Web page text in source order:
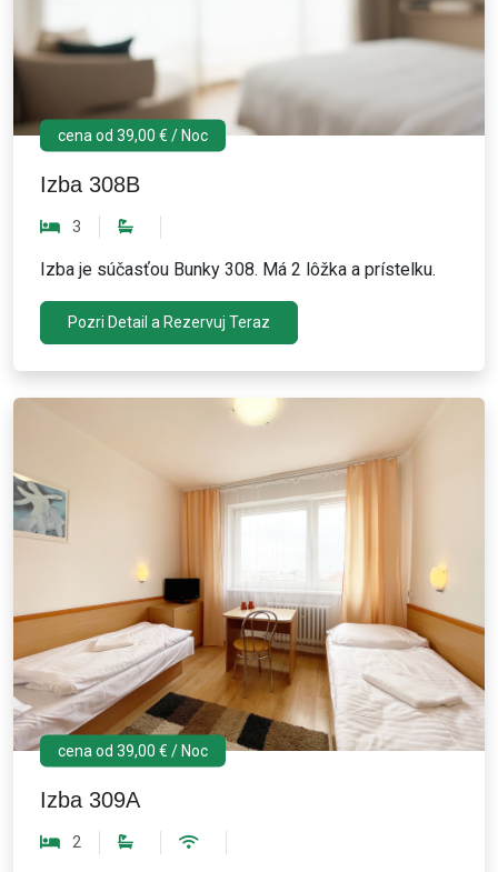
cena od 39,00 € / Noc
Izba 308B
3
Izba je súčasťou Bunky 308. Má 2 lôžka a prístelku.
Pozri Detail a Rezervuj Teraz
cena od 39,00 € / Noc
Izba 309A
2